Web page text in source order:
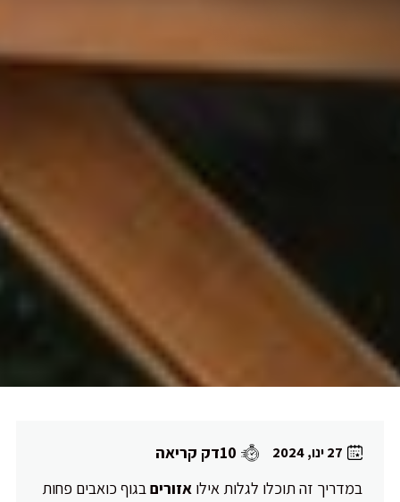
27 ינו, 2024
10דק קריאה
במדריך זה תוכלו לגלות אילו אזוריםבגוף כואבים פחות